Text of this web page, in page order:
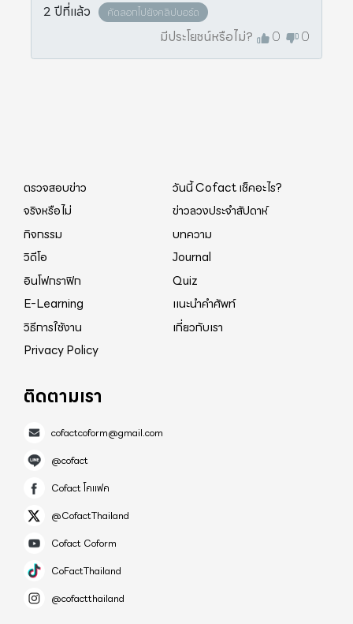
2 ปีที่แล้ว คัดลอกไปยังคลิปบอร์ด
มีประโยชน์หรือไม่? 0 0
ตรวจสอบข่าว
วันนี้ Cofact เช็คอะไร?
จริงหรือไม่
ข่าวลวงประจำสัปดาห์
กิจกรรม
บทความ
วิดีโอ
Journal
อินโฟกราฟิก
Quiz
E-Learning
แนะนำคำศัพท์
วิธีการใช้งาน
เกี่ยวกับเรา
Privacy Policy
ติดตามเรา
cofactcoform@gmail.com
@cofact
Cofact โคแฟค
@CofactThailand
Cofact Coform
CoFactThailand
@cofactthailand